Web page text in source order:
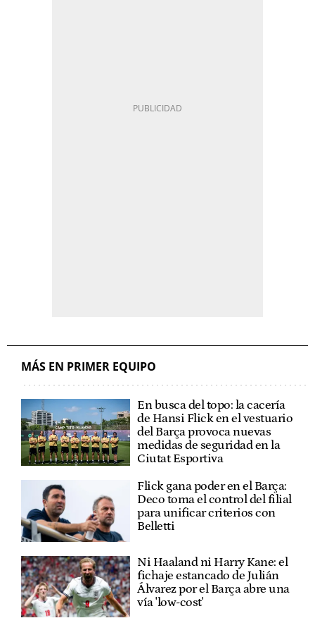
MÁS EN PRIMER EQUIPO
En busca del topo: la cacería
de Hansi Flick en el vestuario
del Barça provoca nuevas
medidas de seguridad en la
Ciutat Esportiva
Flick gana poder en el Barça:
Deco toma el control del filial
para unificar criterios con
Belletti
Ni Haaland ni Harry Kane: el
fichaje estancado de Julián
Álvarez por el Barça abre una
vía 'low-cost'